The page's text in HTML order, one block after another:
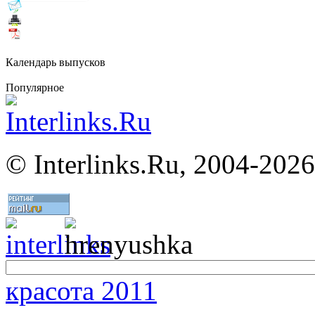
Календарь выпусков
Популярное
© Interlinks.Ru, 2004-2026
красота 2011